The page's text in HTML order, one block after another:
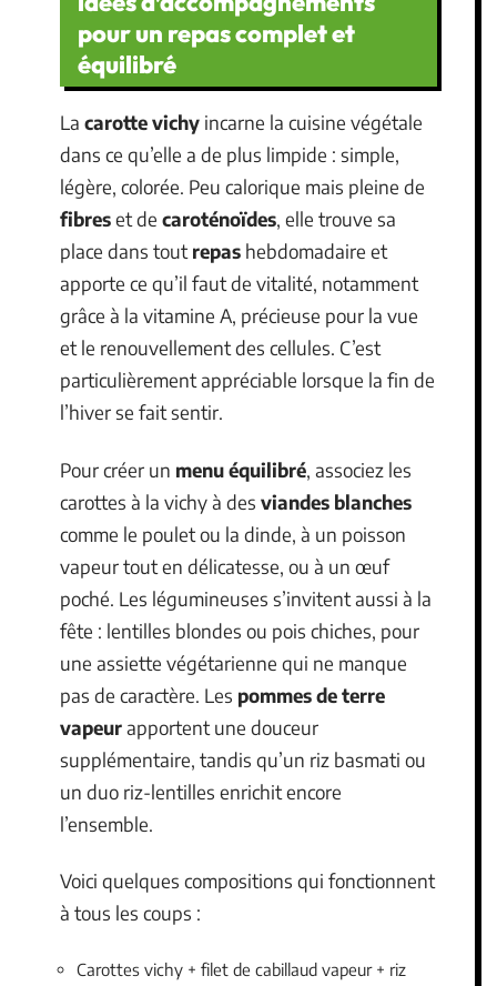
pour un repas complet et
équilibré
La carotte vichy incarne la cuisine végétale
dans ce qu’elle a de plus limpide : simple,
légère, colorée. Peu calorique mais pleine de
fibreset de caroténoïdes, elle trouve sa
place dans tout repas hebdomadaire et
apporte ce qu’il faut de vitalité, notamment
grâce à la vitamine A, précieuse pour la vue
et le renouvellement des cellules. C’est
particulièrement appréciable lorsque la fin de
l’hiver se fait sentir.
Pour créer un menu équilibré, associez les
carottes à la vichy à des viandes blanches
comme le poulet ou la dinde, à un poisson
vapeur tout en délicatesse, ou à un œuf
poché. Les légumineuses s’invitent aussi à la
fête : lentilles blondes ou pois chiches, pour
une assiette végétarienne qui ne manque
pas de caractère. Les pommes de terre
vapeurapportent une douceur
supplémentaire, tandis qu’un riz basmati ou
un duo riz-lentilles enrichit encore
l’ensemble.
Voici quelques compositions qui fonctionnent
à tous les coups :
Carottes vichy + filet de cabillaud vapeur + riz